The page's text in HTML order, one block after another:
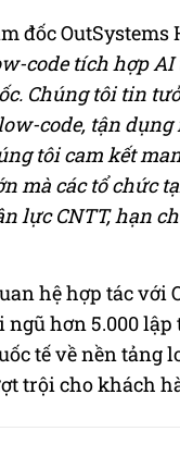
đốc OutSystems
code tích hợp
Chúng tôi tin
code, tận dụng
tôi cam kết
mà các tổ chức
lực CNTT, hạn
hệ hợp tác với
ngũ hơn 5.000
tế về nền tảng
trội cho khách